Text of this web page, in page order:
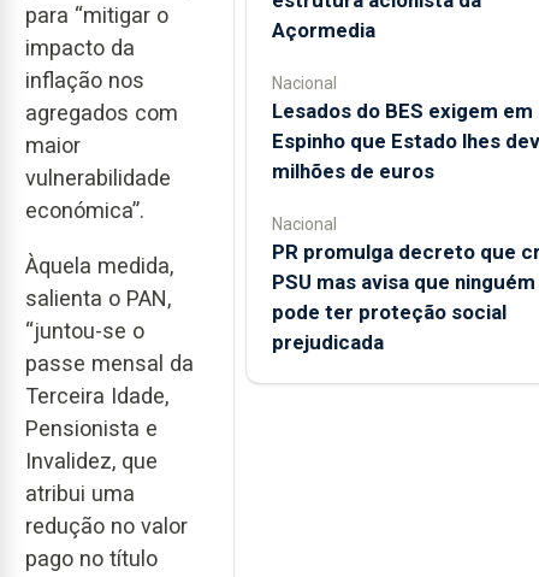
para “mitigar o
impacto da
inflação nos
agregados com
maior
vulnerabilidade
económica”.
Àquela medida,
salienta o PAN,
“juntou-se o
passe mensal da
Terceira Idade,
Pensionista e
Invalidez, que
atribui uma
redução no valor
pago no título
Açormedia
Nacional
Lesados do BES exigem em
Espinho que Estado lhes
milhões de euros
Nacional
PR promulga decreto que
PSU mas avisa que ninguém
pode ter proteção social
prejudicada